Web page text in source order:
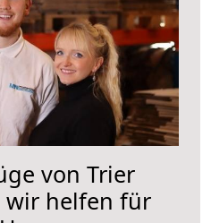
von Trier
wir helfen für